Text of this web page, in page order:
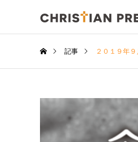
記事 ２０１９年